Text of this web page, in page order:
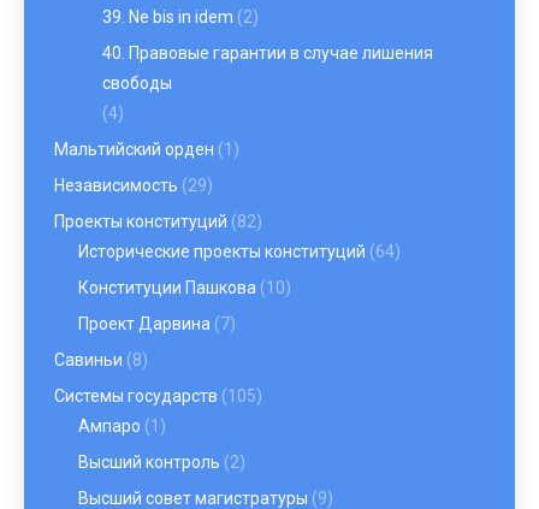
39. Ne bis in idem (2)
40. Правовые гарантии в случае лишения
свободы
(4)
Мальтийский орден (1)
Независимость (29)
Проекты конституций (82)
Исторические проекты конституций (64)
Конституции Пашкова (10)
Проект Дарвина (7)
Савиньи (8)
Системы государств (105)
Ампаро (1)
Высший контроль (2)
Высший совет магистратуры (9)